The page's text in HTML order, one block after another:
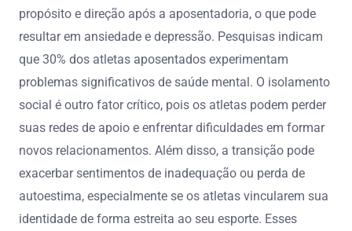
propósito e direção após a aposentadoria, o que pode
resultar em ansiedade e depressão. Pesquisas indicam
que 30% dos atletas aposentados experimentam
problemas significativos de saúde mental. O isolamento
social é outro fator crítico, pois os atletas podem perder
suas redes de apoio e enfrentar dificuldades em formar
novos relacionamentos. Além disso, a transição pode
exacerbar sentimentos de inadequação ou perda de
autoestima, especialmente se os atletas vincularem sua
identidade de forma estreita ao seu esporte. Esses